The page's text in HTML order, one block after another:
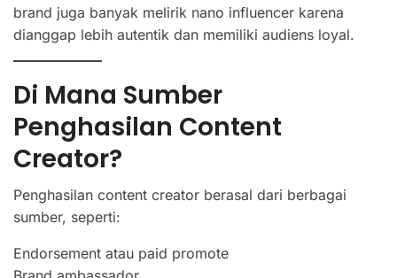
brand juga banyak melirik nano influencer karena
dianggap lebih autentik dan memiliki audiens loyal.
Di Mana Sumber
Penghasilan Content
Creator?
Penghasilan content creator berasal dari berbagai
sumber, seperti:
Endorsement atau paid promote